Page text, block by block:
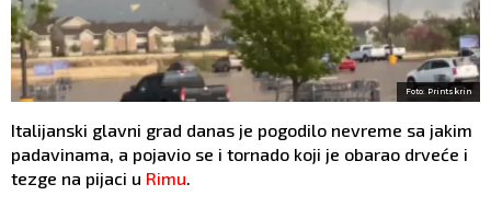
Foto: Printskrin
Italijanski glavni grad danas je pogodilo nevreme sa jakim
padavinama, a pojavio se i tornado koji je obarao drveće i
tezge na pijaci u Rimu.